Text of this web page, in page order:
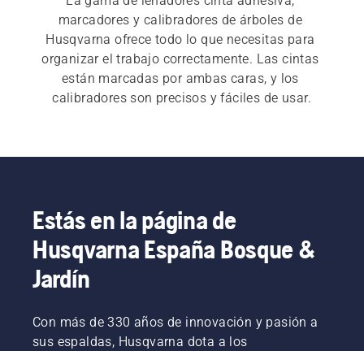
marcadores y calibradores de árboles de
Husqvarna ofrece todo lo que necesitas para
organizar el trabajo correctamente. Las cintas
están marcadas por ambas caras, y los
calibradores son precisos y fáciles de usar.
Estás en la página de
Husqvarna España Bosque &
Jardín
Con más de 330 años de innovación y pasión a
sus espaldas, Husqvarna dota a los